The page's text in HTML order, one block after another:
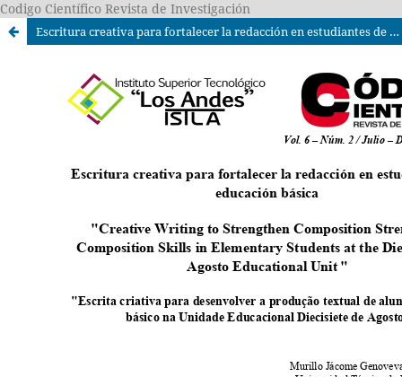
Codigo Científico Revista de Investigación
Escritura creativa para fortalecer la redacción en estudiantes de educación básica